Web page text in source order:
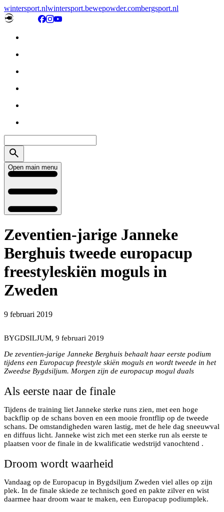
wintersport.nlwintersport.bewepowder.combergsport.nl
Open main menu
Zeventien-jarige Janneke
Berghuis tweede europacup
freestyleskiën moguls in
Zweden
9 februari 2019
vlnr Janneke Berghuis, Fantine Degroote (FRA) en My
BYGDSILJUM, 9 februari 2019
De zeventien-jarige Janneke Berghuis behaalt haar eerste podium
tijdens een Europacup freestyle skiën moguls en wordt tweede in het
Zweedse Bygdsiljum. Morgen zijn de europacup mogul duals
Als eerste naar de finale
Tijdens de training liet Janneke sterke runs zien, met een hoge
backflip op de schans boven en een mooie frontflip op de tweede
schans. De omstandigheden waren lastig, met de hele dag sneeuwval
en diffuus licht. Janneke wist zich met een sterke run als eerste te
plaatsen voor de finale in de kwalificatie wedstrijd vanochtend .
Droom wordt waarheid
Vandaag op de Europacup in Bygdsiljum Zweden viel alles op zijn
plek. In de finale skiede ze technisch goed en pakte zilver en wist
daarmee haar droom waar te maken, een Europacup podiumplek.